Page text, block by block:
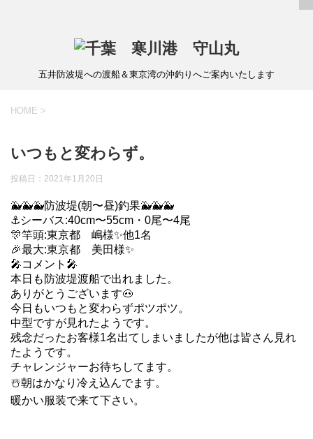
五井防波堤への渡船＆東京湾の沖釣りへご案内いたします
HOME >
いつもと変わらず。
投稿日： 2021年1月20日
🐳🐳🐳防波堤(朝〜昼)釣果🐳🐳🐳
⚓️シーバス:40cm〜55cm・0尾〜4尾
🎊竿頭:東京都 嶋様✨他1名
🎉最大:東京都 美田様✨
🎤コメント🎤
本日も防波堤渡船で出れました。
ありがとうございます🐽
今日もいつもと変わらずポツポツ。
中型ですが見れたようです。
残念だったお客様1名出てしまいましたが他は皆さん見れ
たようです。
チャレンジャーお待ちしてます。
☃️朝はかなり冷え込んでます。
暖かい服装で来て下さい。